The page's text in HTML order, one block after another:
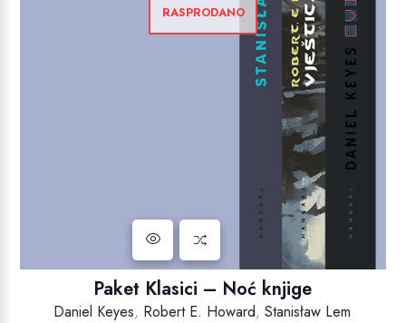
RASPRODANO
Paket Klasici – Noć knjige
Daniel Keyes, Robert E. Howard, Stanisław Lem